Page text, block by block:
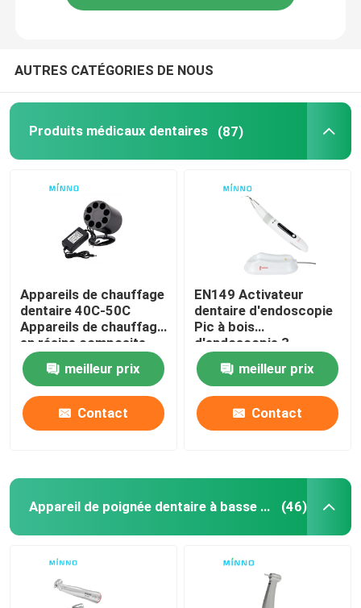
AUTRES CATÉGORIES DE NOUS
Produits médicaux dentaires (87)
Appareils de chauffage
dentaire 40C-50C
Appareils de chauffage
en résine composite
meilleur prix
Contact
EN149 Activateur
dentaire d'endoscopie
Pic à bois
d'endoscopie 3
irrigateur oral à
ultrasonsmeilleur prix
Contact
Appareil de poignée dentaire à basse vitesse (46)